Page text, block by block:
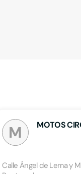
M MOTOS
Calle Ángel de Lema y